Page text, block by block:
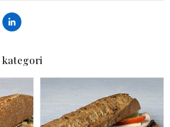
kategori